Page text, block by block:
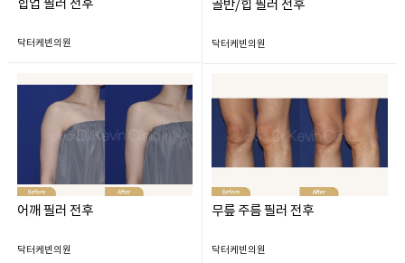
힙업 필러 전후
닥터케빈의원
골반/힙 필러 전후
닥터케빈의원
어깨 필러 전후
닥터케빈의원
무릎 주름 필러 전후
닥터케빈의원